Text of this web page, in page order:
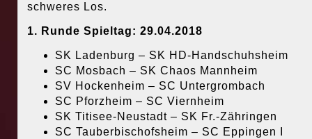
schweres Los.
1. Runde Spieltag: 29.04.2018
SK Ladenburg – SK HD-Handschuhsheim
SC Mosbach – SK Chaos Mannheim
SV Hockenheim – SC Untergrombach
SC Pforzheim – SC Viernheim
SK Titisee-Neustadt – SK Fr.-Zähringen
SC Tauberbischofsheim – SC Eppingen I